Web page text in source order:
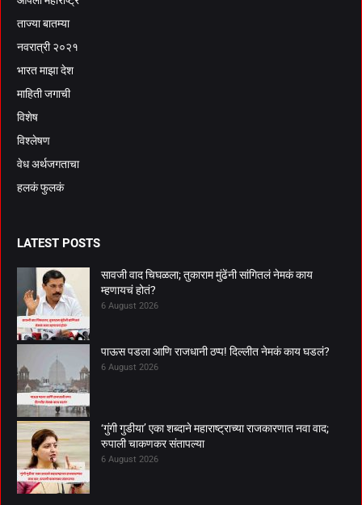
ताज्या बातम्या
नवरात्री २०२१
भारत माझा देश
माहिती जगाची
विशेष
विश्लेषण
वेध अर्थजगताचा
हलकं फुलकं
LATEST POSTS
सावजी वाद चिघळला; तुकाराम मुंढेंनी सांगितलं नेमकं काय
म्हणायचं होतं?
6 August 2026
पाऊस पडला आणि राजधानी ठप्प! दिल्लीत नेमकं काय घडलं?
6 August 2026
‘गुंगी गुडीया’ एका शब्दाने महाराष्ट्राच्या राजकारणात नवा वाद;
रुपाली चाकणकर संतापल्या
6 August 2026